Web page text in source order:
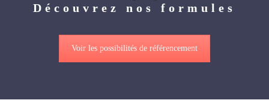
Découvrez nos formules
Voir les possibilités de référencement